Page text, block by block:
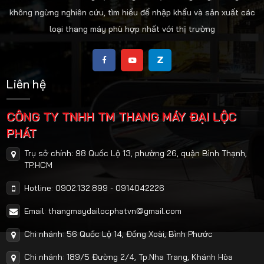
không ngừng nghiên cứu, tìm hiểu để nhập khẩu và sản xuất các
loại thang máy phù hợp nhất với thị trường
Liên hệ
CÔNG TY TNHH TM THANG MÁY ĐẠI LỘC
PHÁT
Trụ sở chính: 98 Quốc Lộ 13, phường 26, quận Bình Thạnh,
TP.HCM
Hotline: 0902.132.899 - 0914042226
Email: thangmaydailocphatvn@gmail.com
Chi nhánh: 56 Quốc Lộ 14, Đồng Xoài, Bình Phước
Chi nhánh: 189/5 Đường 2/4, Tp.Nha Trang, Khánh Hòa